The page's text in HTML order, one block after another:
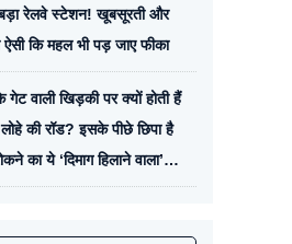
रेलवे स्टेशन! खूबसूरती और
ऐसी कि महल भी पड़ जाए फीका
वाली खिड़की पर क्यों होती हैं
लोहे की रॉड? इसके पीछे छिपा है
का ये ‘दिमाग हिलाने वाला’